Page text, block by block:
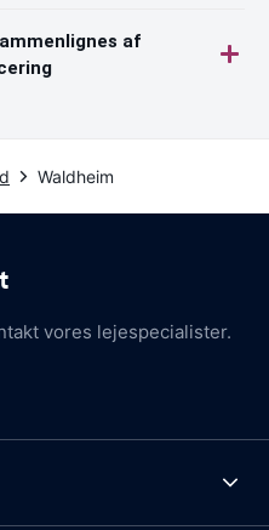
af
Waldheim
vores lejespecialister.